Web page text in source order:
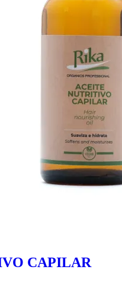
CAPILAR